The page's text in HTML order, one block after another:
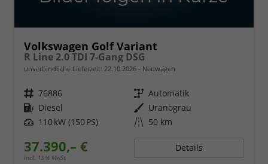
Volkswagen Golf Variant
R Line 2.0 TDI 7-Gang DSG
unverbindliche Lieferzeit: 22.10.2026 Neuwagen
Fahrzeugnr. 76886 Getriebe Automatik
Kraftstoff Diesel Außenfarbe Uranograu
Leistung 110 kW (150 PS) Kilometerstand 50 km
37.390,– €
incl. 19% MwSt.
Details